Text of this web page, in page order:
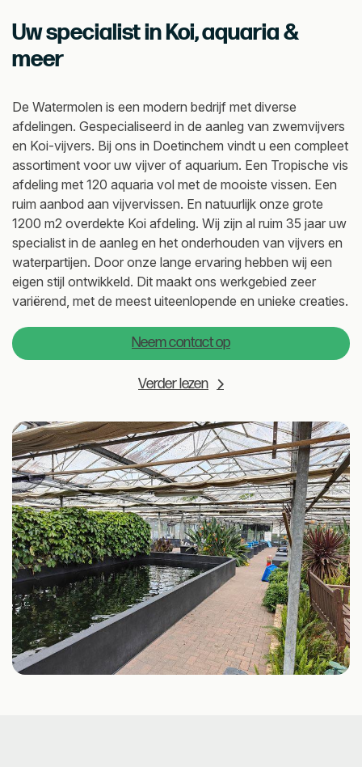
Uw specialist in Koi, aquaria &
meer
De Watermolen is een modern bedrijf met diverse
afdelingen. Gespecialiseerd in de aanleg van zwemvijvers
en Koi-vijvers. Bij ons in Doetinchem vindt u een compleet
assortiment voor uw vijver of aquarium. Een Tropische vis
afdeling met 120 aquaria vol met de mooiste vissen. Een
ruim aanbod aan vijvervissen. En natuurlijk onze grote
1200 m2 overdekte Koi afdeling. Wij zijn al ruim 35 jaar uw
specialist in de aanleg en het onderhouden van vijvers en
waterpartijen. Door onze lange ervaring hebben wij een
eigen stijl ontwikkeld. Dit maakt ons werkgebied zeer
variërend, met de meest uiteenlopende en unieke creaties.
Neem contact op
Verder lezen